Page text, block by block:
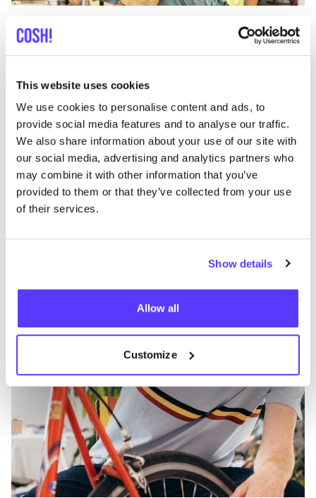
This website uses cookies
We use cookies to personalise content and ads, to
provide social media features and to analyse our traffic.
We also share information about your use of our site with
our social media, advertising and analytics partners who
may combine it with other information that you’ve
provided to them or that they’ve collected from your use
of their services.
Show details
Allow all
Customize
Kleren Tops & T-Shirts 3+